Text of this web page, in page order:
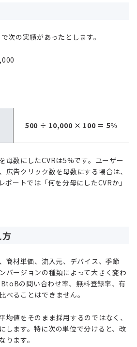
次の実績があったとします。
500 ÷ 10,000 × 100 ＝ 5%
母数にしたCVRは5%です。ユーザー
広告クリック数を母数にする場合は、
ポートでは「何を分母にしたCVRか」
商材単価、流入元、デバイス、季節
バージョンの種類によって大きく変わ
の問い合わせ率、無料登録率、有
べることはできません。
均値をそのまま採用するのではなく、
します。特に次の単位で分けると、改
ります。